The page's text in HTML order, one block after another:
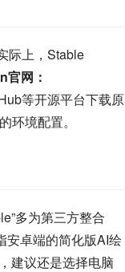
际上，Stable
网：
等开源平台下载原
境配置。
多为第三方整合
安卓端的简化版AI绘
建议还是选择电脑